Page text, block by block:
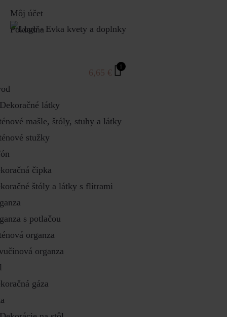
Môj účet
Pokladňa
6,65 €
1
Dekoračné látky
mašle, štóly, stuhy a látky
stužky
čipka
štóly a látky s flitrami
s potlačou
organza
organza
gáza